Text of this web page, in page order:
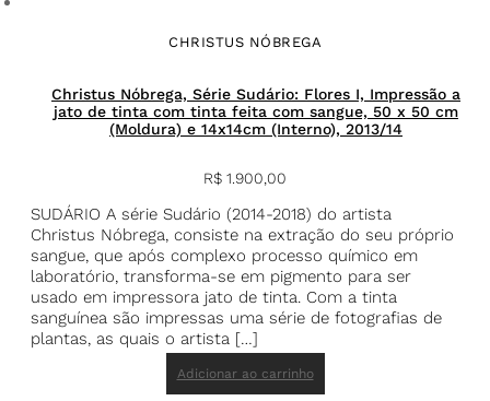
CHRISTUS NÓBREGA
Christus Nóbrega, Série Sudário: Flores I, Impressão a
jato de tinta com tinta feita com sangue, 50 x 50 cm
(Moldura) e 14x14cm (Interno), 2013/14
R$ 1.900,00
SUDÁRIO A série Sudário (2014-2018) do artista
Christus Nóbrega, consiste na extração do seu próprio
sangue, que após complexo processo químico em
laboratório, transforma-se em pigmento para ser
usado em impressora jato de tinta. Com a tinta
sanguínea são impressas uma série de fotografias de
plantas, as quais o artista […]
Adicionar ao carrinho